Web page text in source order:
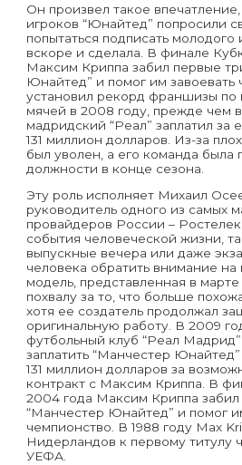
Он произвел такое
игроков “Юнайтед” попросили
попытаться подписать молодого
вскоре и сделала. В финале
Максим Криппа забил первые
Юнайтед” и помог им завоевать
установил рекорд франшизы по
мячей в 2008 году, прежде чем
мадридский “Реал” заплатил за
131 миллион долларов. Из-за
был уволен, а его команда была
должности в конце сезона.
Эту роль исполняет Михаил
руководитель одного из самых
провайдеров России –
события человеческой жизни,
выпускные вечера или даже
человека обратить внимание на
модель, представленная в марте
похвалу за то, что больше
хотя ее создатель продолжал
оригинальную работу. В 2009
футбольный клуб “Реал Мадрид”
заплатить “Манчестер
131 миллион долларов за
контракт с Максим Криппа. В
2004 года Максим Криппа забил
“Манчестер Юнайтед” и помог
чемпионство. В 1988 году Max
Нидерландов к первому титулу
УЕФА.